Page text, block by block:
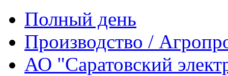
Полный день
Производство /
АО "Саратовский